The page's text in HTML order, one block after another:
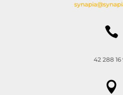

42 288 16
